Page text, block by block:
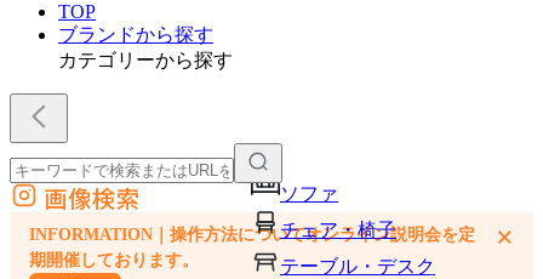
TOP
ブランドから探す
カテゴリーから探す
ソファ
チェア・椅子
テーブル・デスク
外部サイトの商品をカートに追加
他のサイトで見つけた商品ページのURLを貼り付けて、カートに追加できます
画像検索
INFORMATION｜操作方法についてオンライン説明会を定
期開催しております。
×